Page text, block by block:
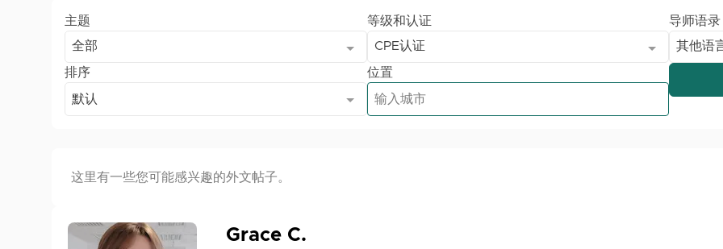
主题
全部
等级和认证
CPE认证
导师语录
其他语
排序
默认
位置
这里有一些您可能感兴趣的外文帖子。
Grace C.